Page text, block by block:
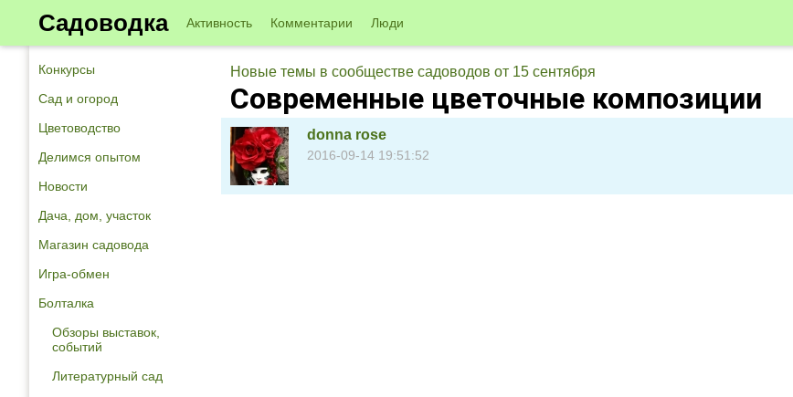
Садоводка Активность Комментарии Люди
Конкурсы
Сад и огород
Цветоводство
Делимся опытом
Новости
Дача, дом, участок
Магазин садовода
Игра-обмен
Болталка
Обзоры выставок,
событий
Литературный сад
Новые темы в сообществе садоводов от 15 сентября
Современные цветочные композиции
donna rose
2016-09-14 19:51:52